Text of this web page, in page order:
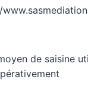
de saisine